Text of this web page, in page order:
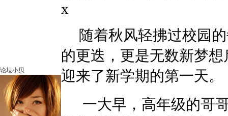
论坛小贝
x
随着秋风轻拂过校园的
的更迭，更是无数新梦
迎来了新学期的第一天。
一大早，高年级的哥哥